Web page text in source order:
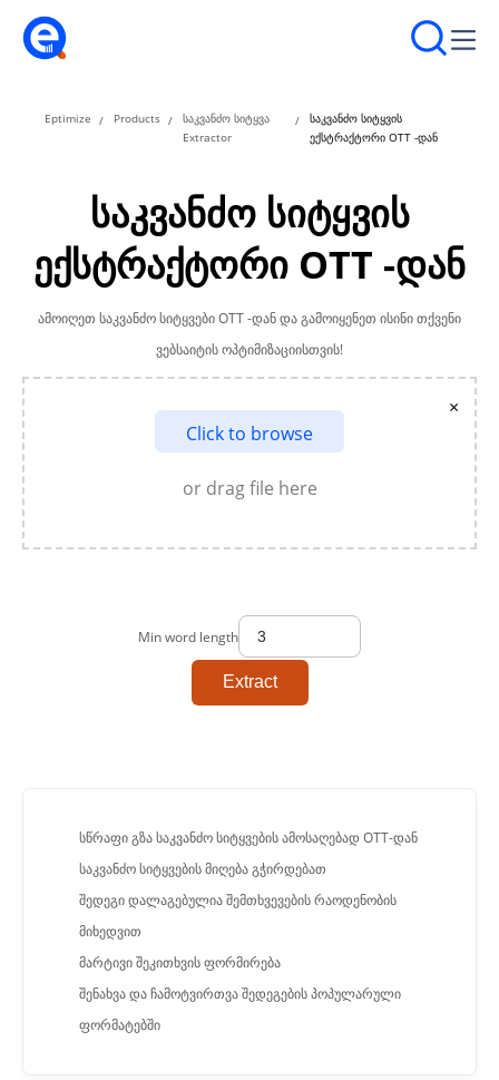
Eptimize Products
საკვანძო სიტყვა
Extractor
საკვანძო სიტყვის
ექსტრაქტორი OTT -დან
საკვანძო სიტყვის
ექსტრაქტორი OTT -დან
ამოიღეთ საკვანძო სიტყვები OTT -დან და გამოიყენეთ ისინი თქვენი
ვებსაიტის ოპტიმიზაციისთვის!
Click to browse
or drag file here
×
Min word length
Extract
სწრაფი გზა საკვანძო სიტყვების ამოსაღებად OTT-დან
საკვანძო სიტყვების მიღება გჭირდებათ
შედეგი დალაგებულია შემთხვევების რაოდენობის
მიხედვით
მარტივი შეკითხვის ფორმირება
შენახვა და ჩამოტვირთვა შედეგების პოპულარული
ფორმატებში